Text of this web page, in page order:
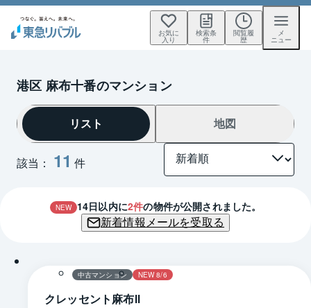
お気に
入り
検索条
件
閲覧履
歴
メ
ニュー
港区 麻布十番のマンション
該当： 11 件
リスト 地図
NEW 14日以内に2件の物件が公開されました。
新着情報メールを受取る
中古マンション NEW 8/6
クレッセント麻布Ⅱ